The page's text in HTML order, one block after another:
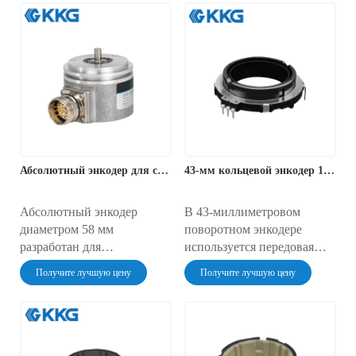
средах и идеально
устройств и
промышленных систем
управления, требующих
надежной точности в
суровых условиях.
напряжения 5–30 В и
серводвигателей, станков с
ЧПУ и высокоточных
промышленных систем
автоматизации.
Абсолютный энкодер для сварочного робота-манипулятора
Абсолютный энкодер
диаметром 58 мм
разработан для
высокоточных измерений,
обеспечивая до 16 384
исключительной
технологии магнитной
Получите лучшую цену
43-мм кольцевой энкодер 120°
В 43-миллиметровом
поворотном энкодере
используется передовая
фотоэлектрическая или
магнитно-индукционная
сигнала вращения. Этот
энкодер, разработанный
Получите лучшую цену